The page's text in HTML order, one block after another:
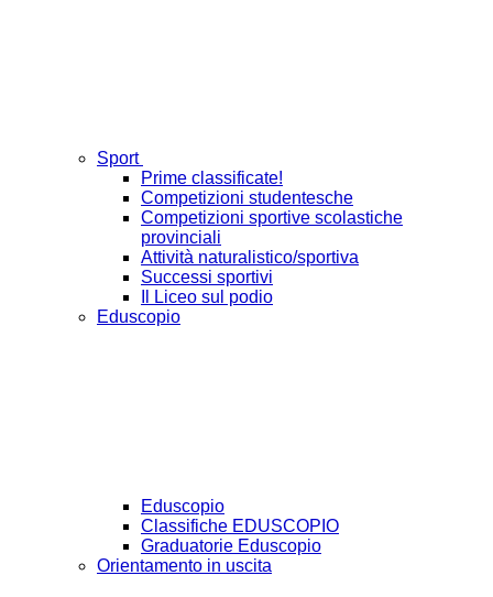
Sport
Prime classificate!
Competizioni studentesche
Competizioni sportive scolastiche
provinciali
Attività naturalistico/sportiva
Successi sportivi
Il Liceo sul podio
Eduscopio
Eduscopio
Classifiche EDUSCOPIO
Graduatorie Eduscopio
Orientamento in uscita